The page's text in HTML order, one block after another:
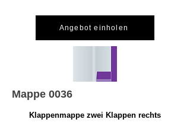
Angebot einholen
Mappe 0036
Klappenmappe zwei Klappen rechts